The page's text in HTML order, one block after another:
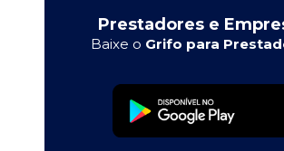
Prestadores e
Baixe o Grifo para